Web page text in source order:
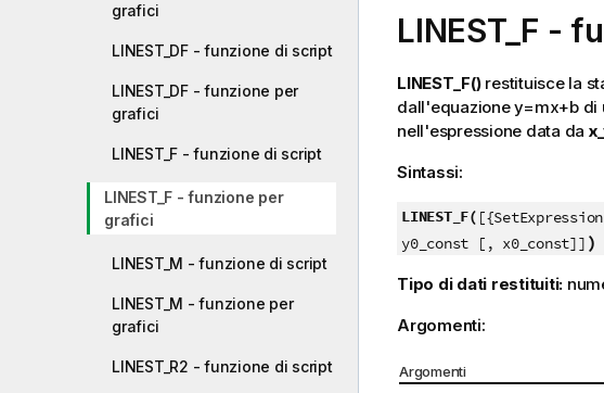
grafici
LINEST_DF - funzione di script
LINEST_DF - funzione per
grafici
LINEST_F - funzione di script
LINEST_F - funzione per
grafici
LINEST_M - funzione di script
LINEST_M - funzione per
grafici
LINEST_R2 - funzione di script
LINEST_F -
LINEST_F()restituisce la
dall'equazioney=mx+bdi
nell'espressione data da
Sintassi:
LINEST_F(
y0_const [, x0_const]] )
Tipo di dati restituiti:
Argomenti:
Argomenti